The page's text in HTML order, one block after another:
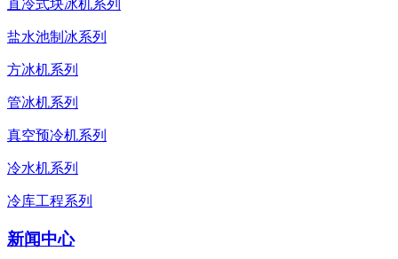
直冷式块冰机系列
盐水池制冰系列
方冰机系列
管冰机系列
真空预冷机系列
冷水机系列
冷库工程系列
新闻中心